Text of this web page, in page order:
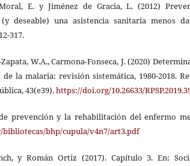
E. y Jiménez de Gracia, L. (2012)
deseable) una asistencia sanitaria menos
317.
W.A., Carmona-Fonseca, J. (2020)
la malaria: revisión sistemática, 1980-2018.
43(e39).https://doi.org/10.26633/
prevención y la rehabilitación del enfermo
bibliotecas/bhp/cupula/v4n7/art3.pdf
y Román Ortiz (2017). Capítulo 3. En: